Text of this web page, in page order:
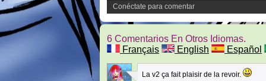
Conéctate para comentar
6 Comentarios En Otros Idiomas.
Français
English Español
La v2 ça fait plaisir de la revoir.